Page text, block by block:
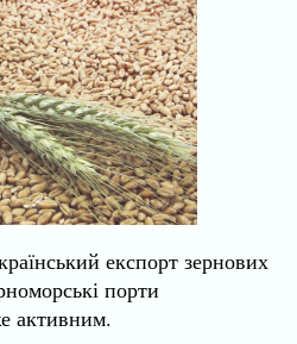
експорт зернових
порти
активним.